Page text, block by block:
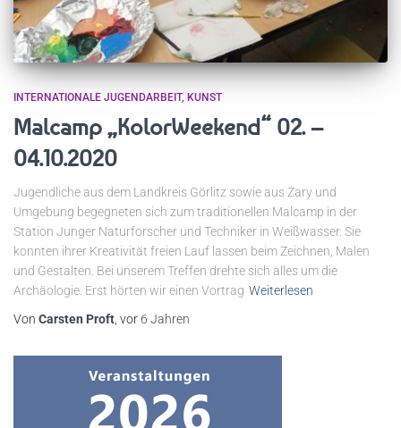
INTERNATIONALE JUGENDARBEIT KUNST
Malcamp „KolorWeekend“ 02. –
04.10.2020
Jugendliche aus dem Landkreis Görlitz sowie aus Żary und
Umgebung begegneten sich zum traditionellen Malcamp in der
Station Junger Naturforscher und Techniker in Weißwasser. Sie
konnten ihrer Kreativität freien Lauf lassen beim Zeichnen, Malen
und Gestalten. Bei unserem Treffen drehte sich alles um die
Archäologie. Erst hörten wir einen Vortrag Weiterlesen
Von Carsten Proft , vor 6 Jahren